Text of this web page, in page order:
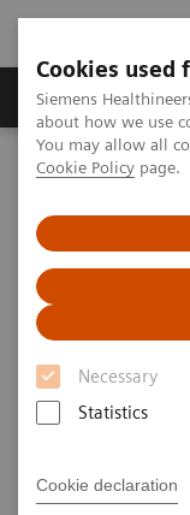
Cookies used
Siemens
about how we use
You may allow all
Cookie Policy page.
Necessary
Statistics
Cookie declaration
Zobrazovací
Home Healthcare IT
Atellica Process
Understanding
Samples
Siemens